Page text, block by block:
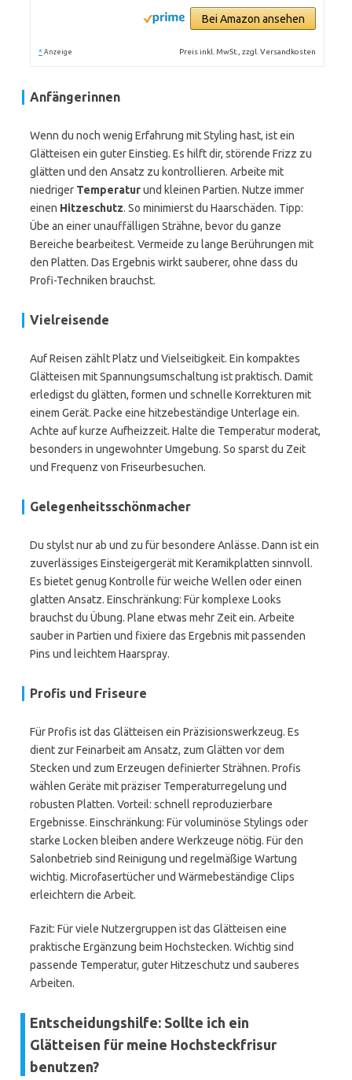
Bei Amazon ansehen
* Anzeige Preis inkl. MwSt., zzgl. Versandkosten
Anfängerinnen
Wenn du noch wenig Erfahrung mit Styling hast, ist ein
Glätteisen ein guter Einstieg. Es hilft dir, störende Frizz zu
glätten und den Ansatz zu kontrollieren. Arbeite mit
niedriger Temperaturund kleinen Partien. Nutze immer
einen Hitzeschutz. So minimierst du Haarschäden. Tipp:
Übe an einer unauffälligen Strähne, bevor du ganze
Bereiche bearbeitest. Vermeide zu lange Berührungen mit
den Platten. Das Ergebnis wirkt sauberer, ohne dass du
Profi-Techniken brauchst.
Vielreisende
Auf Reisen zählt Platz und Vielseitigkeit. Ein kompaktes
Glätteisen mit Spannungsumschaltung ist praktisch. Damit
erledigst du glätten, formen und schnelle Korrekturen mit
einem Gerät. Packe eine hitzebeständige Unterlage ein.
Achte auf kurze Aufheizzeit. Halte die Temperatur moderat,
besonders in ungewohnter Umgebung. So sparst du Zeit
und Frequenz von Friseurbesuchen.
Gelegenheitsschönmacher
Du stylst nur ab und zu für besondere Anlässe. Dann ist ein
zuverlässiges Einsteigergerät mit Keramikplatten sinnvoll.
Es bietet genug Kontrolle für weiche Wellen oder einen
glatten Ansatz. Einschränkung: Für komplexe Looks
brauchst du Übung. Plane etwas mehr Zeit ein. Arbeite
sauber in Partien und fixiere das Ergebnis mit passenden
Pins und leichtem Haarspray.
Profis und Friseure
Für Profis ist das Glätteisen ein Präzisionswerkzeug. Es
dient zur Feinarbeit am Ansatz, zum Glätten vor dem
Stecken und zum Erzeugen definierter Strähnen. Profis
wählen Geräte mit präziser Temperaturregelung und
robusten Platten. Vorteil: schnell reproduzierbare
Ergebnisse. Einschränkung: Für voluminöse Stylings oder
starke Locken bleiben andere Werkzeuge nötig. Für den
Salonbetrieb sind Reinigung und regelmäßige Wartung
wichtig. Microfasertücher und Wärmebeständige Clips
erleichtern die Arbeit.
Fazit: Für viele Nutzergruppen ist das Glätteisen eine
praktische Ergänzung beim Hochstecken. Wichtig sind
passende Temperatur, guter Hitzeschutz und sauberes
Arbeiten.
Entscheidungshilfe: Sollte ich ein
Glätteisen für meine Hochsteckfrisur
benutzen?